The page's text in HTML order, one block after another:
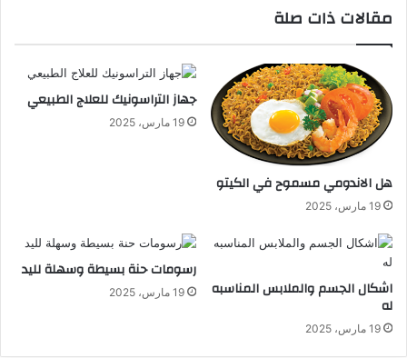
مقالات ذات صلة
هل الاندومي مسموح في الكيتو
19 مارس، 2025
جهاز التراسونيك للعلاج الطبيعي
19 مارس، 2025
اشكال الجسم والملابس المناسبه
له
19 مارس، 2025
رسومات حنة بسيطة وسهلة لليد
19 مارس، 2025